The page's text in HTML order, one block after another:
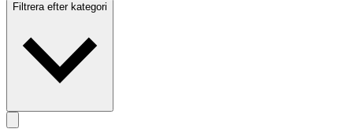
Filtrera efter kategori